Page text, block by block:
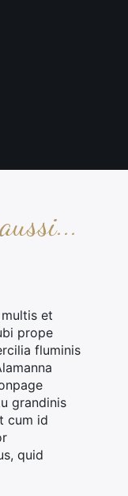
et
prope
fluminis
grandinis
cum id
quid